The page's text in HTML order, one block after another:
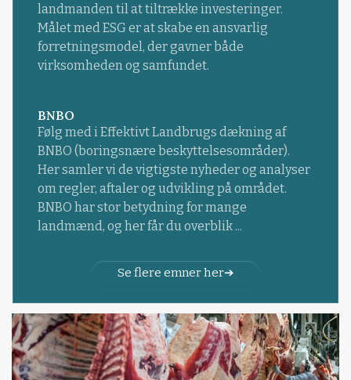
landmanden til at tiltrække investeringer.
Målet med ESG er at skabe en ansvarlig
forretningsmodel, der gavner både
virksomheden og samfundet.
BNBO
Følg med i Effektivt Landbrugs dækning af
BNBO (boringsnære beskyttelsesområder).
Her samler vi de vigtigste nyheder og analyser
om regler, aftaler og udvikling på området.
BNBO har stor betydning for mange
landmænd, og her får du overblik ...
Se flere emner her